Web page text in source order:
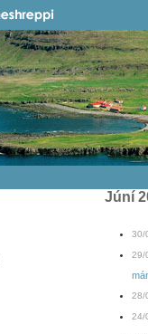
júní
30/
29/
28/
24/